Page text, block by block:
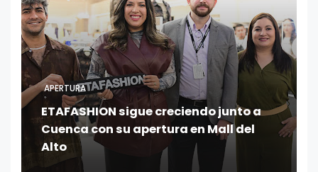
APERTURA
ETAFASHION sigue creciendo junto a
Cuenca con su apertura en Mall del
Alto